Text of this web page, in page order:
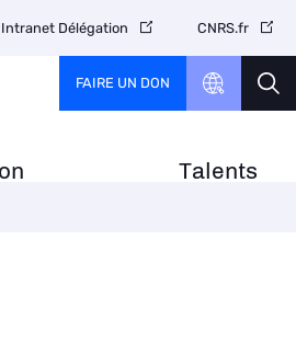
Talents
Intranet Délégation CNRS.fr
FAIRE UN DON